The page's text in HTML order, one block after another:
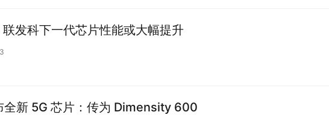
发科下一代芯片性能或大幅提升
全新 5G 芯片：传为 Dimensity 600